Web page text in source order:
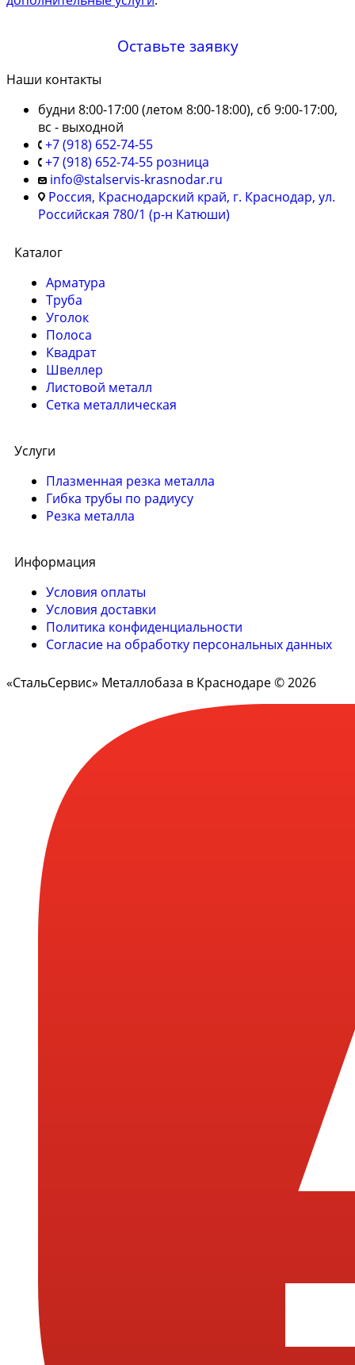
Оставьте заявку
Наши контакты
будни 8:00-17:00 (летом 8:00-18:00), сб 9:00-17:00,
вс - выходной
+7 (918) 652-74-55
+7 (918) 652-74-55 розница
info@stalservis-krasnodar.ru
Россия, Краснодарский край, г. Краснодар, ул.
Российская 780/1 (р-н Катюши)
Каталог
Арматура
Труба
Уголок
Полоса
Квадрат
Швеллер
Листовой металл
Сетка металлическая
Услуги
Плазменная резка металла
Гибка трубы по радиусу
Резка металла
Информация
Условия оплаты
Условия доставки
Политика конфиденциальности
Согласие на обработку персональных данных
«СтальСервис» Металлобаза в Краснодаре © 2026